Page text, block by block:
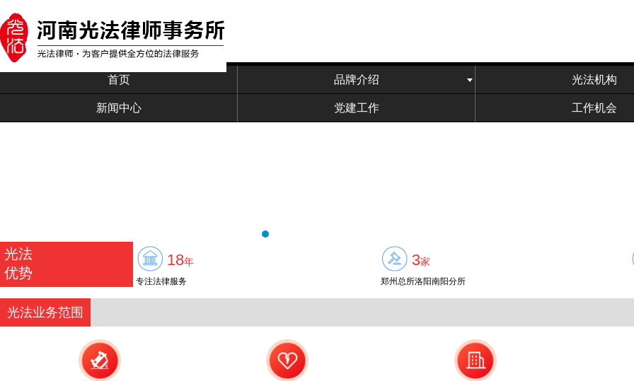
首页 品牌介绍 光法机构
新闻中心 党建工作 工作机会
光法
优势
18年
专注法律服务
3家
郑州总所洛阳南阳分所
光法业务范围